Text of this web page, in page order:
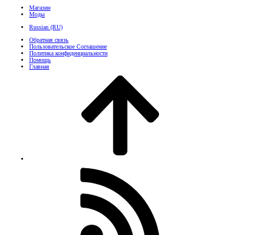
Магазин
Моды
Russian (RU)
Обратная связь
Пользовательское Соглашение
Политика конфиденциальности
Помощь
Главная